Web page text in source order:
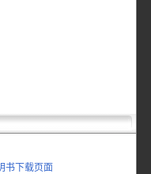
书下载页面